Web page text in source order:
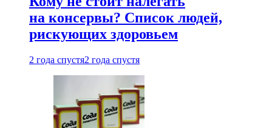
на консервы? Список людей,
рискующих здоровьем
2 года спустя2 года спустя